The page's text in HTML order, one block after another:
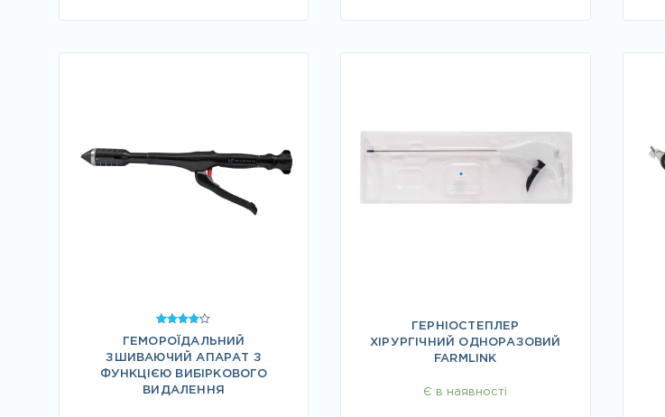
в
4.00
з 5
ГЕМОРОЇДАЛЬНИЙ
ЗШИВАЮЧИЙ АПАРАТ З
ФУНКЦІЄЮ ВИБІРКОВОГО
ВИДАЛЕННЯ
ГЕРНІОСТЕПЛЕР
ХІРУРГІЧНИЙ ОДНОРАЗОВИЙ
FARMLINK
Є в наявності